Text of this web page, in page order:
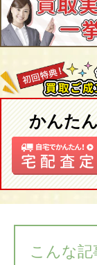
かんた
こんな